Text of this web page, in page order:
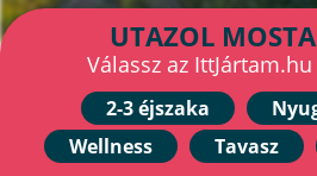
UTAZOL
Válassz az
2-3 éjszaka
Wellness
Tavasz